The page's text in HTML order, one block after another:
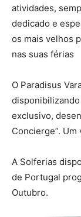
atividades,
dedicado e
os mais velhos
nas suas férias
O Paradisus
exclusivo,
Concierge”.
A Solferias
de Portugal
Outubro.